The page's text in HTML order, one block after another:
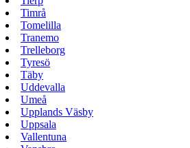
Timrå
Tomelilla
Tranemo
Trelleborg
Tyresö
Täby
Uddevalla
Umeå
Upplands Väsby
Uppsala
Vallentuna